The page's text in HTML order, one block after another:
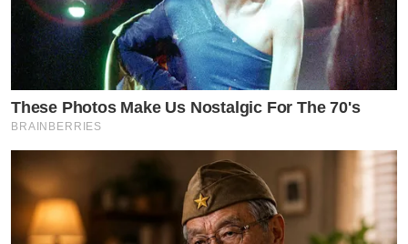
These Photos Make Us Nostalgic For The 70's
BRAINBERRIES